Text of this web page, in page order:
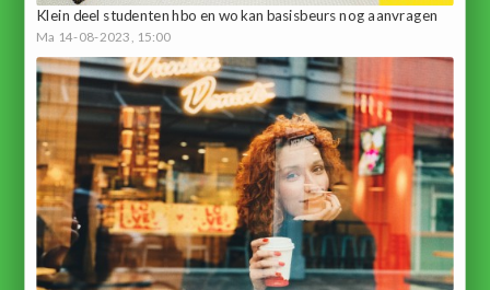
Klein deel studenten hbo en wo kan basisbeurs nog aanvragen
Ma 14-08-2023, 15:00